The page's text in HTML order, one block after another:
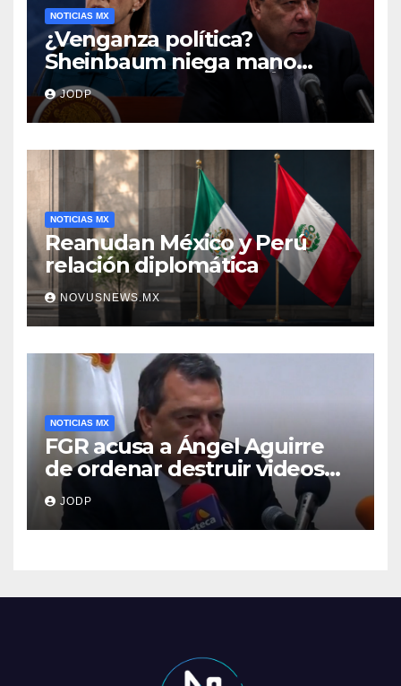
NOTICIAS MX
¿Venganza política?
Sheinbaum niega mano
negra en captura de Ángel
Aguirre
JODP
NOTICIAS MX
Reanudan México y Perú
relación diplomática
NOVUSNEWS.MX
NOTICIAS MX
FGR acusa a Ángel Aguirre
de ordenar destruir videos
clave del caso Ayotzinapa
JODP